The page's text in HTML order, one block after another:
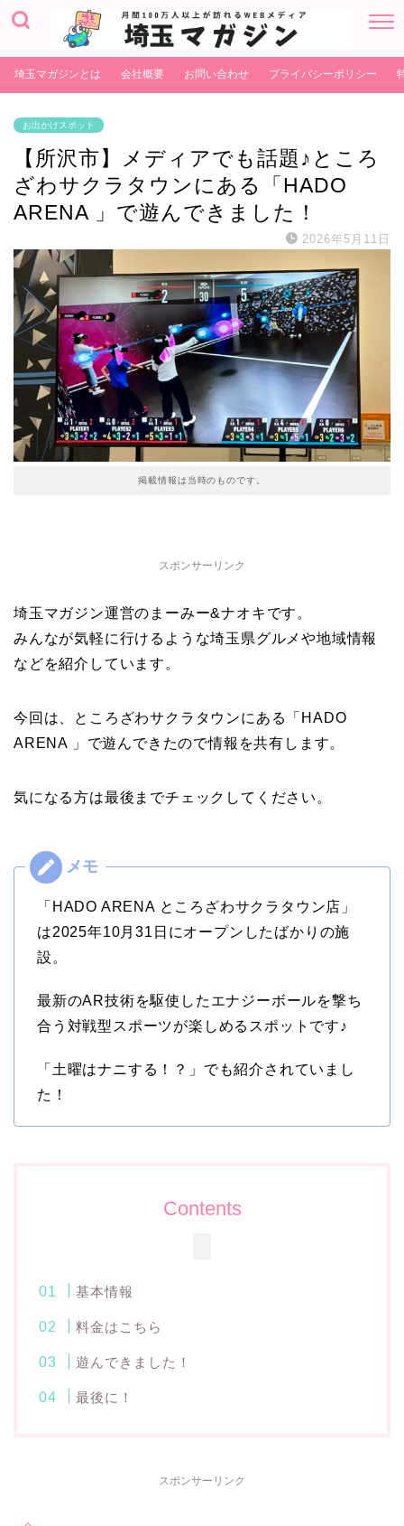
埼玉マガジンとは 会社概要 お問い合わせ プライバシーポリシー
お出かけスポット
【所沢市】メディアでも話題♪ところ
ざわサクラタウンにある「HADO
ARENA 」で遊んできました！
2026年5月11日
掲載情報は当時のものです。
スポンサーリンク
埼玉マガジン運営のまーみー&ナオキです。
みんなが気軽に行けるような埼玉県グルメや地域情報
などを紹介しています。
今回は、ところざわサクラタウンにある「HADO
ARENA 」で遊んできたので情報を共有します。
気になる方は最後までチェックしてください。
「HADO ARENA ところざわサクラタウン店」
は2025年10月31日にオープンしたばかりの施
設。
最新のAR技術を駆使したエナジーボールを撃ち
合う対戦型スポーツが楽しめるスポットです♪
「土曜はナニする！？」でも紹介されていまし
た！
Contents
基本情報
料金はこちら
遊んできました！
最後に！
スポンサーリンク